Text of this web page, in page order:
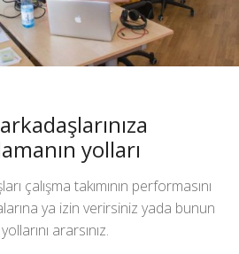
yolları
çalışma takımının performasını
ya izin verirsiniz yada bunun
ararsınız.